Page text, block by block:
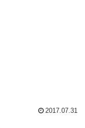
2017.07.31